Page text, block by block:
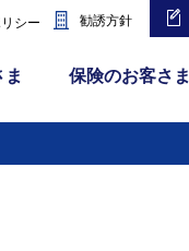
シー 勧誘方針
保険のお客さま